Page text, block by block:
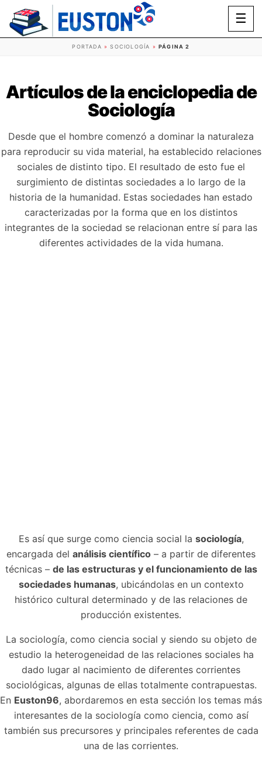
☰
PORTADA »SOCIOLOGÍA » PÁGINA 2
Artículos de la enciclopedia de
Sociología
Desde que el hombre comenzó a dominar la naturaleza
para reproducir su vida material, ha establecido relaciones
sociales de distinto tipo. El resultado de esto fue el
surgimiento de distintas sociedades a lo largo de la
historia de la humanidad. Estas sociedades han estado
caracterizadas por la forma que en los distintos
integrantes de la sociedad se relacionan entre sí para las
diferentes actividades de la vida humana.
Es así que surge como ciencia social la sociología,
encargada del análisis científico – a partir de diferentes
técnicas – de las estructuras y el funcionamiento de las
sociedades humanas, ubicándolas en un contexto
histórico cultural determinado y de las relaciones de
producción existentes.
La sociología, como ciencia social y siendo su objeto de
estudio la heterogeneidad de las relaciones sociales ha
dado lugar al nacimiento de diferentes corrientes
sociológicas, algunas de ellas totalmente contrapuestas.
En Euston96, abordaremos en esta sección los temas más
interesantes de la sociología como ciencia, como así
también sus precursores y principales referentes de cada
una de las corrientes.